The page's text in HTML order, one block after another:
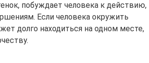
побуждает человека к действию,
Если человека окружить
долго находиться на одном месте,